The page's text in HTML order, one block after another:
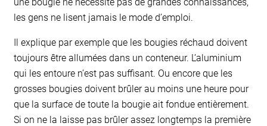
les gens ne lisent jamais le mode d’emploi.
Il explique par exemple que les bougies réchaud doivent
toujours être allumées dans un conteneur. L’aluminium
qui les entoure n’est pas suffisant. Ou encore que les
grosses bougies doivent brûler au moins une heure pour
que la surface de toute la bougie ait fondue entièrement.
Si on ne la laisse pas brûler assez longtemps la première